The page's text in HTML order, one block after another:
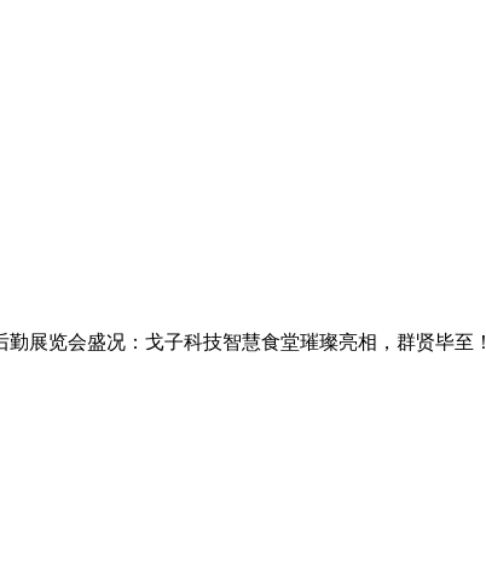
勤展览会盛况：戈子科技智慧食堂璀璨亮相，群贤毕至！